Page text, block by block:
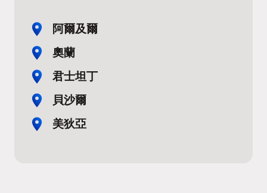
阿爾及爾
奧蘭
君士坦丁
貝沙爾
美狄亞